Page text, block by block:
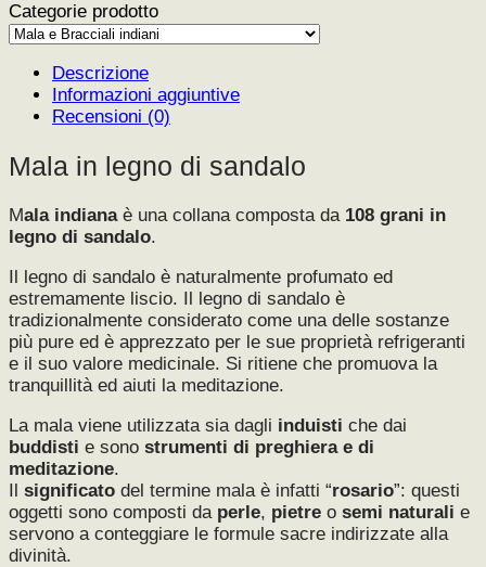
Categorie prodotto
Descrizione
Informazioni aggiuntive
Recensioni (0)
Mala in legno di sandalo
Mala indianaè una collana composta da 108 grani in
legno di sandalo.
Il legno di sandalo è naturalmente profumato ed
estremamente liscio. Il legno di sandalo è
tradizionalmente considerato come una delle sostanze
più pure ed è apprezzato per le sue proprietà refrigeranti
e il suo valore medicinale. Si ritiene che promuova la
tranquillità ed aiuti la meditazione.
La mala viene utilizzata sia dagli induisti che dai
buddisti e sono strumenti di preghiera e di
meditazione.
Il significato del termine mala è infatti “rosario”: questi
oggetti sono composti da perle, pietre o semi naturali e
servono a conteggiare le formule sacre indirizzate alla
divinità.